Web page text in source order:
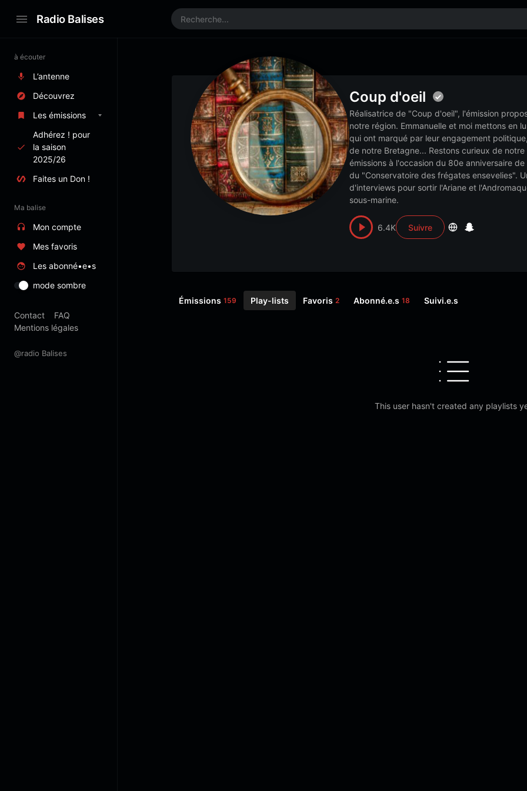
Radio Balises
à écouter
L’antenne
Découvrez
Les émissions
Adhérez ! pour
la saison
2025/26
Faites un Don !
Ma balise
Mon compte
Mes favoris
Les abonné•e•s
mode sombre
Contact
FAQ
Mentions légales
@radio Balises
Coup d'oeil
Réalisatrice de "Coup d'oeil", l'émission
notre région. Emmanuelle et moi mettons en
qui ont marqué par leur engagement
de notre Bretagne... Restons curieux de
émissions à l'occasion du 80e anniversaire
du "Conservatoire des frégates ensevelies".
d'interviews pour sortir l'Ariane et
sous-marine.
6.4K Suivre
Émissions 159 Play-lists Favoris 2 Abonné.e.s 18 Suivi.e.s
This user hasn't created any playlists